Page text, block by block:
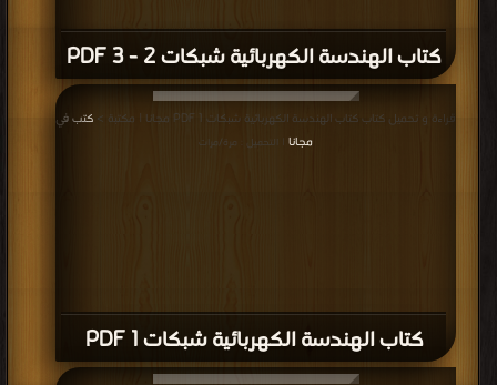
كتاب الهندسة الكهربائية شبكات 2 - 3 PDF
كتاب الهندسة الكهربائية شبكات 1 PDF
قراءة و تحميل كتاب كتاب الهندسة الكهربائية شبكات 1 PDF مجانا | مكتبة >
كتب في
مجانا | التحميل : مرة/مرات